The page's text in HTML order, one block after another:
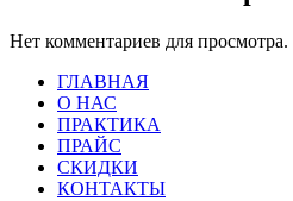
Нет комментариев для просмотра.
ГЛАВНАЯ
О НАС
ПРАКТИКА
ПРАЙС
СКИДКИ
КОНТАКТЫ